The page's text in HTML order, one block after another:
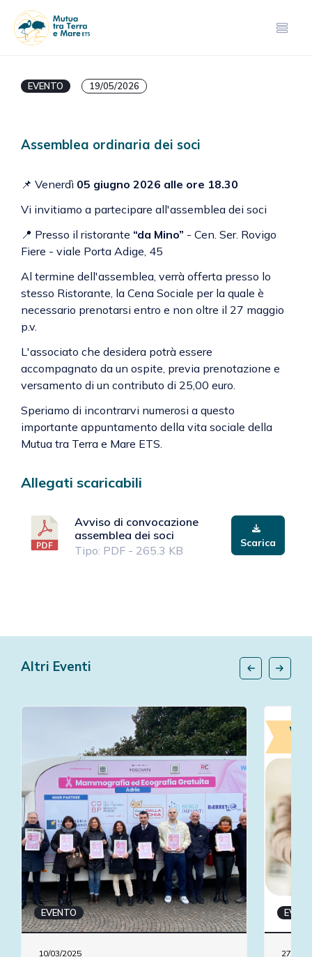
EVENTO 19/05/2026
Assemblea ordinaria dei soci
📌 Venerdì 05 giugno 2026 alle ore 18.30
Vi invitiamo a partecipare all'assemblea dei soci
📍 Presso il ristorante “da Mino” - Cen. Ser. Rovigo
Fiere - viale Porta Adige, 45
Al termine dell'assemblea, verrà offerta presso lo
stesso Ristorante, la Cena Sociale per la quale è
necessario prenotarsi entro e non oltre il 27 maggio
p.v.
L'associato che desidera potrà essere
accompagnato da un ospite, previa prenotazione e
versamento di un contributo di 25,00 euro.
Speriamo di incontrarvi numerosi a questo
importante appuntamento della vita sociale della
Mutua tra Terra e Mare ETS.
Allegati scaricabili
Avviso di convocazione
assemblea dei soci
Tipo: PDF - 265.3 KB
Scarica
Altri Eventi
EVENTO
10/03/2025 27/04/